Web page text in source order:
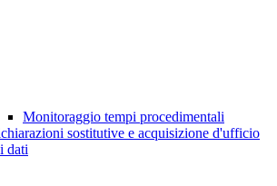
Monitoraggio tempi procedimentali
sostitutive e acquisizione d'ufficio
dati